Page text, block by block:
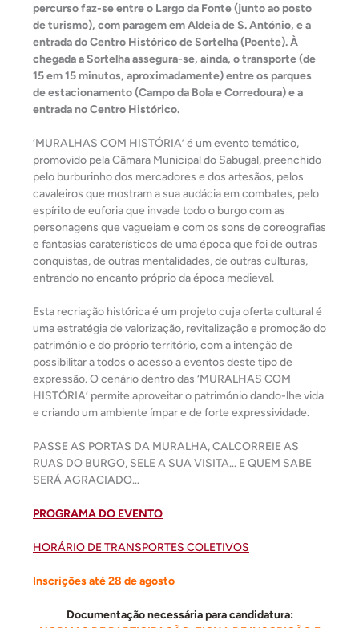
percurso faz-se entre o Largo da Fonte (junto ao posto
de turismo), com paragem em Aldeia de S. António, e a
entrada do Centro Histórico de Sortelha (Poente). À
chegada a Sortelha assegura-se, ainda, o transporte (de
15 em 15 minutos, aproximadamente) entre os parques
de estacionamento (Campo da Bola e Corredoura) e a
entrada no Centro Histórico.
‘MURALHAS COM HISTÓRIA’ é um evento temático,
promovido pela Câmara Municipal do Sabugal, preenchido
pelo burburinho dos mercadores e dos artesãos, pelos
cavaleiros que mostram a sua audácia em combates, pelo
espírito de euforia que invade todo o burgo com as
personagens que vagueiam e com os sons de coreografias
e fantasias caraterísticos de uma época que foi de outras
conquistas, de outras mentalidades, de outras culturas,
entrando no encanto próprio da época medieval.
Esta recriação histórica é um projeto cuja oferta cultural é
uma estratégia de valorização, revitalização e promoção do
património e do próprio território, com a intenção de
possibilitar a todos o acesso a eventos deste tipo de
expressão. O cenário dentro das ‘MURALHAS COM
HISTÓRIA’ permite aproveitar o património dando-lhe vida
e criando um ambiente ímpar e de forte expressividade.
PASSE AS PORTAS DA MURALHA, CALCORREIE AS
RUAS DO BURGO, SELE A SUA VISITA… E QUEM SABE
SERÁ AGRACIADO…
PROGRAMA DO EVENTO
HORÁRIO DE TRANSPORTES COLETIVOS
Inscrições até 28 de agosto
Documentação necessária para candidatura: